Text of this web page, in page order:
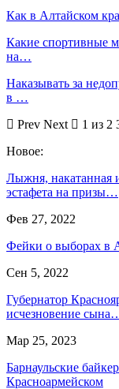
Как в Алтайском
Какие спортивные
на…
Наказывать за
в …
Prev Next
1 из 2
Новое:
Лыжня, накатанная
эстафета на призы…
Фев 27, 2022
Фейки о выборах в
Сен 5, 2022
Губернатор
исчезновение
Мар 25, 2023
Барнаульские
Красноармейском